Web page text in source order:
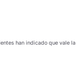
han indicado que vale la